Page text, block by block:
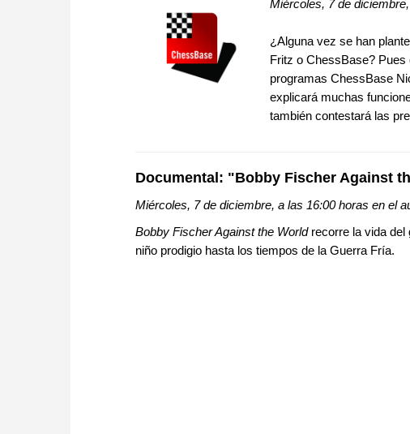
Miércoles, 7 de
¿Alguna vez se han
Fritz o ChessBase?
programas ChessBase
explicará muchas
también contestará las
Documental: "Bobby Fischer Against
Miércoles, 7 de diciembre, a las 16:00 horas en el
Bobby Fischer Against the Worldrecorre la vida del
niño prodigio hasta los tiempos de la Guerra Fría.